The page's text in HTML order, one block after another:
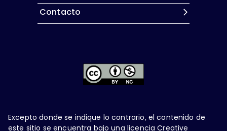
Contacto
Excepto donde se indique lo contrario, el contenido de
este sitio se encuentra bajo una licencia Creative